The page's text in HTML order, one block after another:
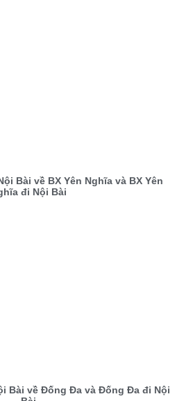
Bài về BX Yên Nghĩa và BX Yên
đi Nội Bài
Bài về Đống Đa và Đống Đa đi Nội